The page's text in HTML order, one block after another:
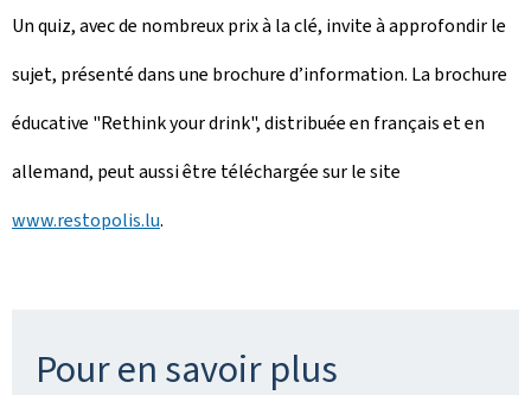
Un quiz, avec de nombreux prix à la clé, invite à approfondir le
sujet, présenté dans une brochure d’information. La brochure
éducative "Rethink your drink", distribuée en français et en
allemand, peut aussi être téléchargée sur le site
www.restopolis.lu.
Pour en savoir plus